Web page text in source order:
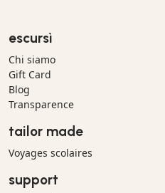
escursì
Chi siamo
Gift Card
Blog
Transparence
tailor made
Voyages scolaires
support